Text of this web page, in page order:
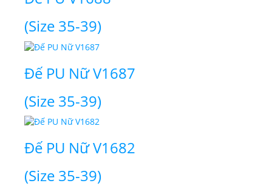
(Size 35-39)
Đế PU Nữ V1687
(Size 35-39)
Đế PU Nữ V1682
(Size 35-39)